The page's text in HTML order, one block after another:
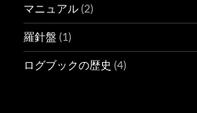
マニュアル (2)
羅針盤 (1)
ログブックの歴史 (4)